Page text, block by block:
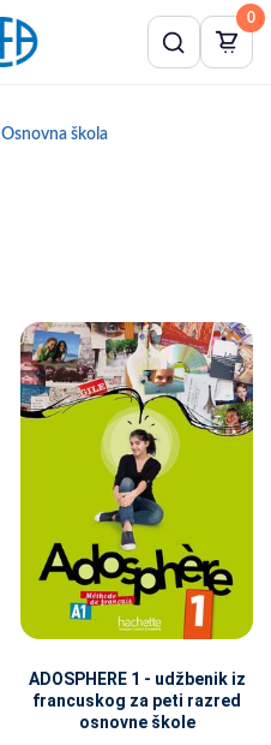
0
Osnovna škola
ADOSPHERE 1 - udžbenik iz
francuskog za peti razred
osnovne škole